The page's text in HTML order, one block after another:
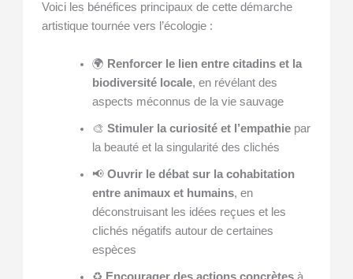
Voici les bénéfices principaux de cette démarche
artistique tournée vers l’écologie :
🌍 Renforcer le lien entre citadins et la
biodiversité locale, en révélant des
aspects méconnus de la vie sauvage
🎨 Stimuler la curiosité et l’empathiepar
la beauté et la singularité des clichés
📢 Ouvrir le débat sur la cohabitation
entre animaux et humains, en
déconstruisant les idées reçues et les
clichés négatifs autour de certaines
espèces
♻️ Encourager des actions concrètesà